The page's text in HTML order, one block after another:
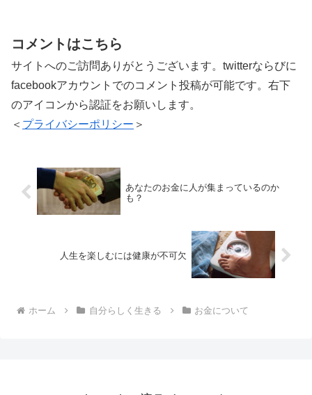
コメントはこちら
サイトへのご訪問ありがとうございます。twitterならびに
facebookアカウントでのコメント投稿が可能です。右下
のアイコンから認証をお願いします。
＜ プライバシーポリシー ＞
あなたのお金に人が集まっているのか
も？
人生を楽しむには健康が不可欠
ホーム 自分らしく生きる お金について